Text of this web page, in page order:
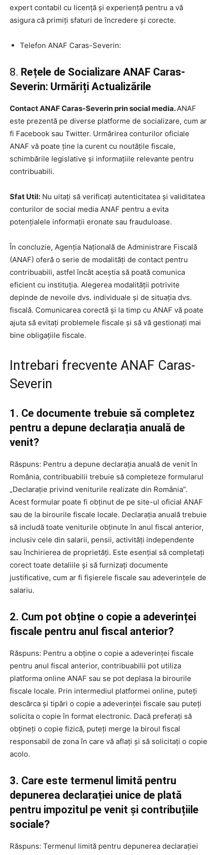
expert contabil cu licență și experiență pentru a vă
asigura că primiți sfaturi de încredere și corecte.
Telefon ANAF Caras-Severin:
8. Rețele de Socializare ANAF Caras-
Severin: Urmăriți Actualizările
Contact ANAF Caras-Severin prin social media.ANAF
este prezentă pe diverse platforme de socializare, cum ar
fi Facebook sau Twitter. Urmărirea conturilor oficiale
ANAF vă poate ține la curent cu noutățile fiscale,
schimbările legislative și informațiile relevante pentru
contribuabili.
Sfat Util: Nu uitați să verificați autenticitatea și validitatea
conturilor de social media ANAF pentru a evita
potențialele informații eronate sau frauduloase.
În concluzie, Agenția Națională de Administrare Fiscală
(ANAF) oferă o serie de modalități de contact pentru
contribuabili, astfel încât aceștia să poată comunica
eficient cu instituția. Alegerea modalității potrivite
depinde de nevoile dvs. individuale și de situația dvs.
fiscală. Comunicarea corectă și la timp cu ANAF vă poate
ajuta să evitați problemele fiscale și să vă gestionați mai
bine obligațiile fiscale.
Intrebari frecvente ANAF Caras-
Severin
1. Ce documente trebuie să completez
pentru a depune declarația anuală de
venit?
Răspuns: Pentru a depune declarația anuală de venit în
România, contribuabilii trebuie să completeze formularul
„Declarație privind veniturile realizate din România”.
Acest formular poate fi obținut de pe site-ul oficial ANAF
sau de la birourile fiscale locale. Declarația anuală trebuie
să includă toate veniturile obținute în anul fiscal anterior,
inclusiv cele din salarii, pensii, activități independente
sau închirierea de proprietăți. Este esențial să completați
corect toate detaliile și să furnizați documente
justificative, cum ar fi fișierele fiscale sau adeverințele de
salariu.
2. Cum pot obține o copie a adeverinței
fiscale pentru anul fiscal anterior?
Răspuns: Pentru a obține o copie a adeverinței fiscale
pentru anul fiscal anterior, contribuabilii pot utiliza
platforma online ANAF sau se pot deplasa la birourile
fiscale locale. Prin intermediul platformei online, puteți
descărca și tipări o copie a adeverinței fiscale sau puteți
solicita o copie în format electronic. Dacă preferați să
obțineți o copie fizică, puteți merge la biroul fiscal
responsabil de zona în care vă aflați și să solicitați o copie
acolo.
3. Care este termenul limită pentru
depunerea declarației unice de plată
pentru impozitul pe venit și contribuțiile
sociale?
Răspuns: Termenul limită pentru depunerea declarației